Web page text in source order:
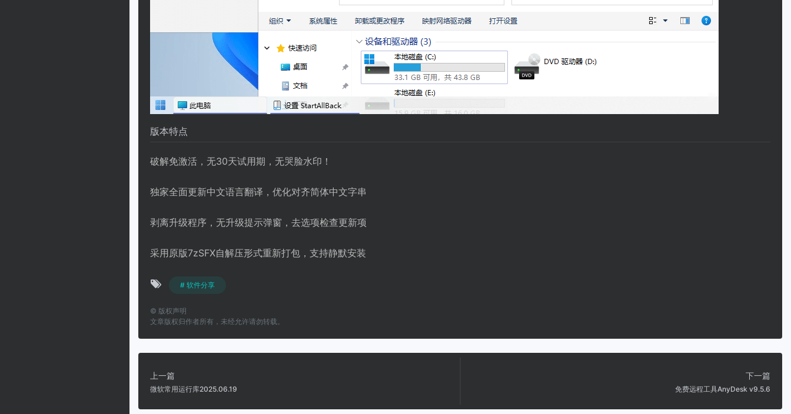
版本特点
破解免激活，无30天试用期，无哭脸水印！
独家全面更新中文语言翻译，优化对齐简体中文字串
剥离升级程序，无升级提示弹窗，去选项检查更新项
采用原版7zSFX自解压形式重新打包，支持静默安装
# 软件分享
© 版权声明
文章版权归作者所有，未经允许请勿转载。
上一篇
微软常用运行库2025.06.19
下一篇
免费远程工具AnyDesk v9.5.6